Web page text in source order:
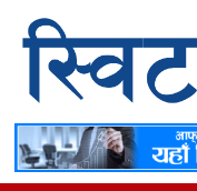
समाचार
स्थानीय
मनोरञ्जन